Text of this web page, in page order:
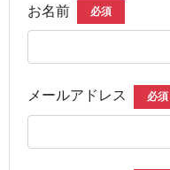
お名前 必須
メールアドレス 必須